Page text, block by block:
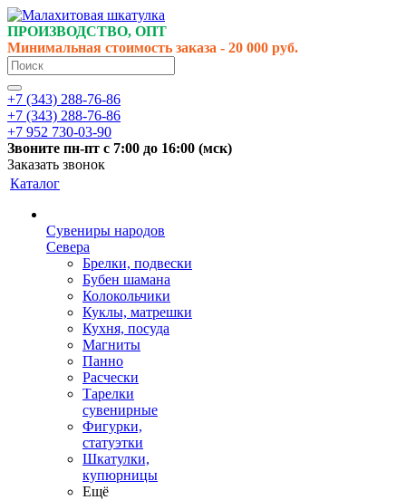
ПРОИЗВОДСТВО, ОПТ
Минимальная стоимость заказа - 20 000 руб.
+7 (343) 288-76-86
+7 (343) 288-76-86
+7 952 730-03-90
Звоните пн-пт с 7:00 до 16:00 (мск)
Заказать звонок
Каталог
Сувениры народов
Севера
Брелки, подвески
Бубен шамана
Колокольчики
Куклы, матрешки
Кухня, посуда
Магниты
Панно
Расчески
Тарелки
сувенирные
Фигурки,
статуэтки
Шкатулки,
купюрницы
Ещё